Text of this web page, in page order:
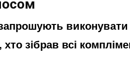
хто зібрав всі